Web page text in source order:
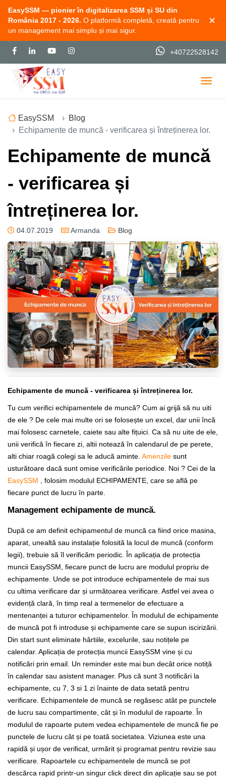
EasySSM — pionier în digitalizarea SSM și SU din
România 2017 - 2026. O platformă completă, creată pentru
un management mai simplu și mai sigur.
✕
+40722528142
EasySSM
Blog
Echipamente de muncă - verificarea și întreținerea lor.
Echipamente de muncă
- verificarea și
întreținerea lor.
04.07.2019 Armanda Blog
Echipamente de muncă - verificarea și întreținerea lor.
Tu cum verifici echipamentele de muncă? Cum ai grijă să nu uiti
de ele ? De cele mai multe ori se folosește un excel, dar unii încă
mai folosesc carnetele, caiete sau alte fițuici. Ca să nu uite de ele,
unii verifică în fiecare zi, altii notează în calendarul de pe perete,
alti chiar roagă colegi sa le aducă aminte. Amenzile sunt
usturătoare dacă sunt omise verificările periodice. Noi ? Cei de la
EasySSM , folosim modulul ECHIPAMENTE, care se află pe
fiecare punct de lucru în parte.
Management echipamente de muncă.
După ce am definit echipamentul de muncă ca fiind orice masina,
aparat, unealtă sau instalație folosită la locul de muncă (conform
legii), trebuie să îl verificăm periodic. În aplicația de protecția
muncii EasySSM, fiecare punct de lucru are modulul propriu de
echipamente. Unde se pot introduce echipamentele de mai sus
cu ultima verificare dar și următoarea verificare. Astfel vei avea o
evidență clară, în timp real a termenelor de efectuare a
mentenanței a tuturor echipamentelor. În modulul de echipamente
de muncă pot fi introduse și echipamente care se supun iscirizării.
Din start sunt eliminate hârtiile, excelurile, sau notițele pe
calendar. Aplicația de protecția muncii EasySSM vine și cu
notificări prin email. Un reminder este mai bun decât orice notiță
în calendar sau asistent manager. Plus că sunt 3 notificări la
echipamente, cu 7, 3 si 1 zi înainte de data setată pentru
verificare. Echipamentele de muncă se regăsesc atât pe punctele
de lucru sau compartimente, cât și în modulul de rapoarte. În
modulul de rapoarte putem vedea echipamentele de muncă fie pe
punctele de lucru cât și pe toată societatea. Viziunea este una
rapidă și ușor de verificat, urmărit și programat pentru revizie sau
verificare. Rapoartele cu echipamentele de muncă se pot
descărca rapid printr-un singur click direct din aplicație sau se pot